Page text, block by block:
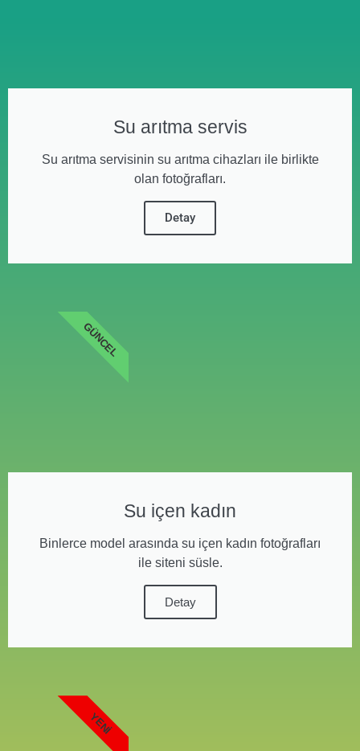
Su arıtma servis
Su arıtma servisinin su arıtma cihazları ile birlikte
olan fotoğrafları.
Detay
Su içen kadın
Binlerce model arasında su içen kadın fotoğrafları
ile siteni süsle.
Detay
GÜNCEL
YENI